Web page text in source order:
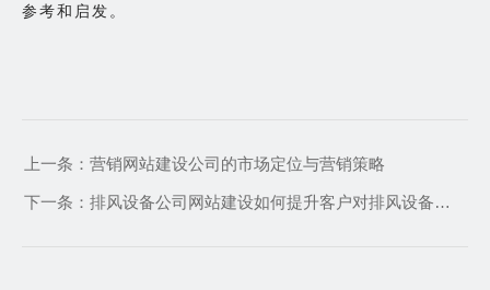
参考和启发。
上一条： 营销网站建设公司的市场定位与营销策略
下一条： 排风设备公司网站建设如何提升客户对排风设备的信任度